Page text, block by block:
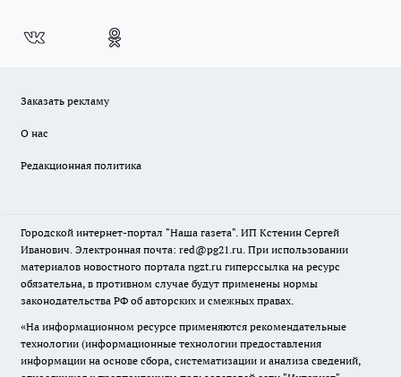
Заказать рекламу
О нас
Редакционная политика
Городской интернет-портал "Наша газета". ИП Кстенин Сергей
Иванович. Электронная почта: red@pg21.ru. При использовании
материалов новостного портала ngzt.ru гиперссылка на ресурс
обязательна, в противном случае будут применены нормы
законодательства РФ об авторских и смежных правах.
«На информационном ресурсе применяются рекомендательные
технологии (информационные технологии предоставления
информации на основе сбора, систематизации и анализа сведений,